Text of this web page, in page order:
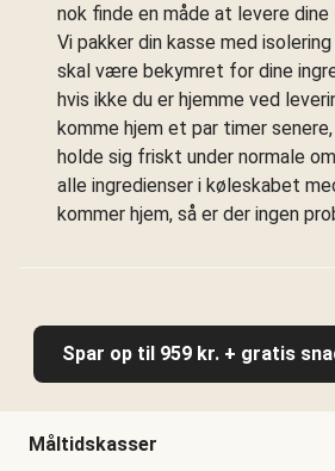
nok finde en måde at levere
Vi pakker din kasse med
skal være bekymret for dine
hvis ikke du er hjemme ved
komme hjem et par timer
holde sig friskt under normale
alle ingredienser i køleskabet
kommer hjem, så er der ingen
Spar op til 959 kr. + gratis
Måltidskasser